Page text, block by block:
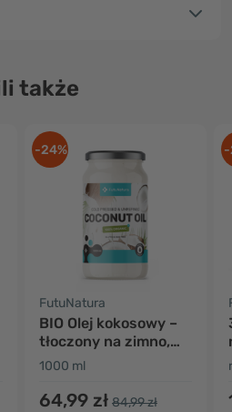
także
-24%
FutuNatura
BIO Olej kokosowy –
tłoczony na zimno,
nierafinowany
1000 ml
64,99 zł 84,99 zł
-